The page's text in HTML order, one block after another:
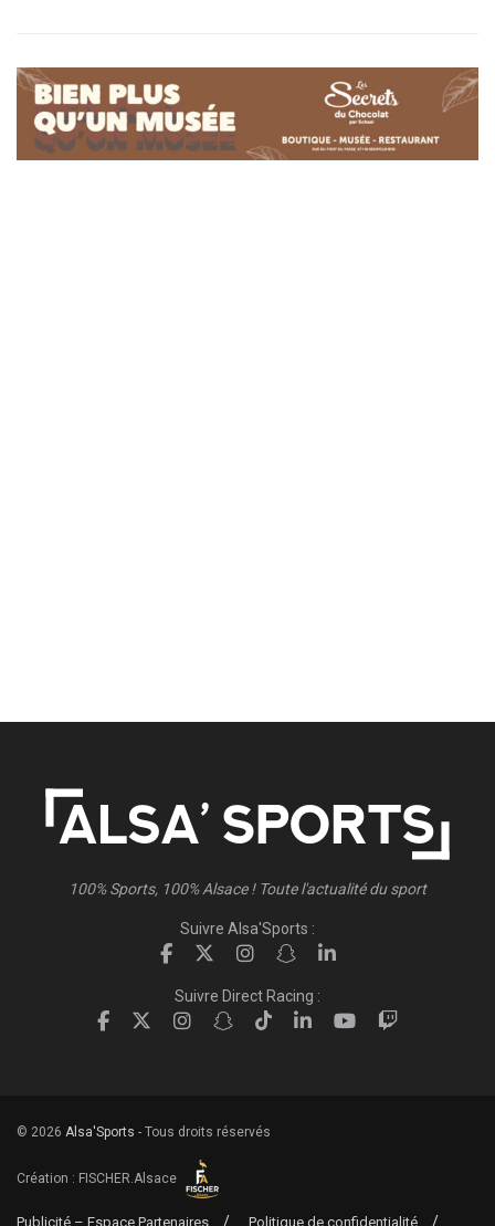
100% Sports, 100% Alsace ! Toute l'actualité du sport
Suivre Alsa'Sports :
Suivre Direct Racing :
© 2026 Alsa'Sports - Tous droits réservés
Création : FISCHER.Alsace
Publicité – Espace Partenaires Politique de confidentialité